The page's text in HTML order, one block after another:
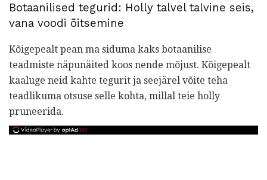
Botaanilised tegurid: Holly talvel talvine seis,
vana voodi õitsemine
Kõigepealt pean ma siduma kaks botaanilise
teadmiste näpunäited koos nende mõjust. Kõigepealt
kaaluge neid kahte tegurit ja seejärel võite teha
teadlikuma otsuse selle kohta, millal teie holly
pruneerida.